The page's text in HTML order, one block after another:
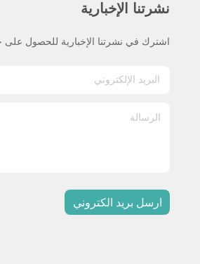
نشرتنا الإخبارية
اشترك في نشرتنا الإخبارية للحصول
ارسل بريد الكتروني